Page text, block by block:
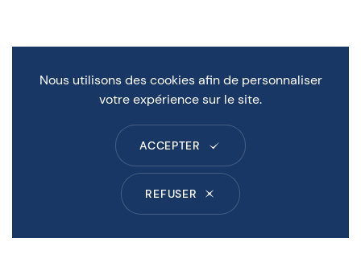
Nous utilisons des cookies afin de personnaliser
votre expérience sur le site.
ACCEPTER
REFUSER